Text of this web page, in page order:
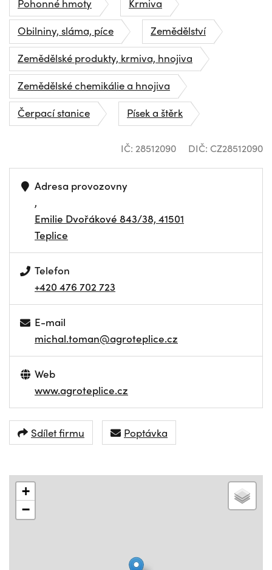
Pohonné hmoty
Krmiva
Obilniny, sláma, píce
Zemědělství
Zemědělské produkty, krmiva, hnojiva
Zemědělské chemikálie a hnojiva
Čerpací stanice
Písek a štěrk
IČ: 28512090 DIČ: CZ28512090
Adresa provozovny
,
Emilie Dvořákové 843/38, 41501
Teplice
Telefon
+420 476 702 723
E-mail
michal.toman@agroteplice.cz
Web
www.agroteplice.cz
Sdílet firmu Poptávka
+
−